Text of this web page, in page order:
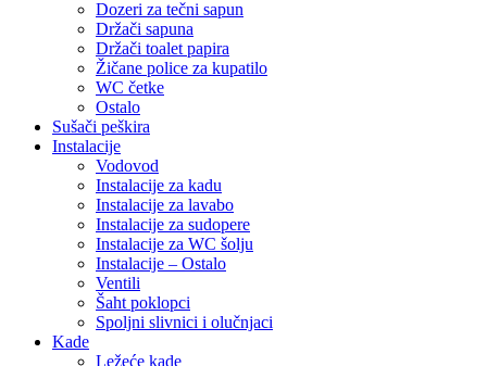
Dozeri za tečni sapun
Držači sapuna
Držači toalet papira
Žičane police za kupatilo
WC četke
Ostalo
Sušači peškira
Instalacije
Vodovod
Instalacije za kadu
Instalacije za lavabo
Instalacije za sudopere
Instalacije za WC šolju
Instalacije – Ostalo
Ventili
Šaht poklopci
Spoljni slivnici i olučnjaci
Kade
Ležeće kade